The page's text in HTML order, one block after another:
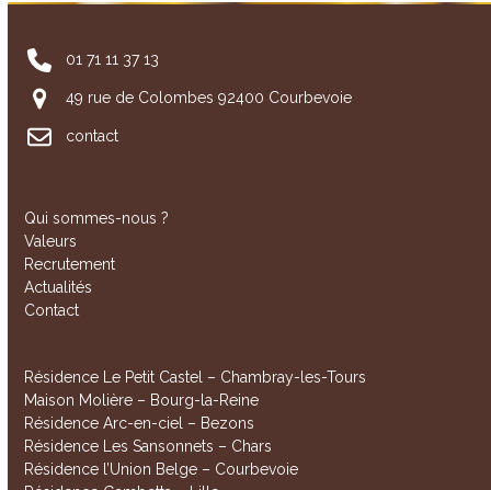
01 71 11 37 13
49 rue de Colombes 92400 Courbevoie
contact
Qui sommes-nous ?
Valeurs
Recrutement
Actualités
Contact
Résidence Le Petit Castel – Chambray-les-Tours
Maison Molière – Bourg-la-Reine
Résidence Arc-en-ciel – Bezons
Résidence Les Sansonnets – Chars
Résidence l’Union Belge – Courbevoie